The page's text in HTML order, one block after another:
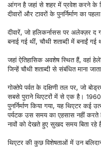
आंगन है जहां से शहर में प्रवेश करने के
दीवारों और टावरों के पुनर्निर्माण का
दीवारें, जो हलिकर्नासस पर अलेक्ज़र
बनाई गई थीं, चौथी शताब्दी में बनाईं गई
जहां ऐतिहासिक अवशेष स्थित हैं, वहां
जिन्हें चौथी शताब्दी से संबंधित माना
गोक्तेपे पर्वत के दक्षिणी तल पर, जो
सबसे पुराने थिएटरों में से एक है।
पुनर्निर्माण किया गया, यह थिएटर
पर्यटक उस समय का एहसास नहीं करते
नावों को देखते हुए सुखद समय बिता रहे
थिएटर की कुछ विशेषताओं में उन